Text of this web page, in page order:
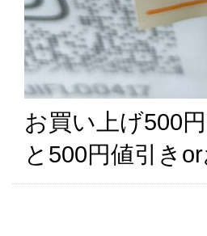
お買い上げ500
と500円値引き